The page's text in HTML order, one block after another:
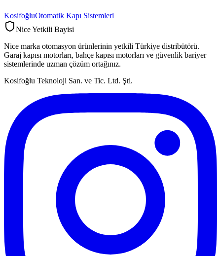
KosifoğluOtomatik Kapı Sistemleri
Nice Yetkili Bayisi
Nice marka otomasyon ürünlerinin yetkili Türkiye distribütörü.
Garaj kapısı motorları, bahçe kapısı motorları ve güvenlik bariyer
sistemlerinde uzman çözüm ortağınız.
Kosifoğlu Teknoloji San. ve Tic. Ltd. Şti.